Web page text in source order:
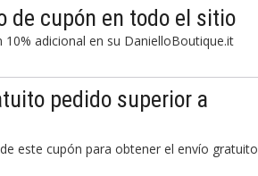
de cupón en todo el sitio
adicional en su DanielloBoutique.it
pedido superior a
este cupón para obtener el envío gratuito